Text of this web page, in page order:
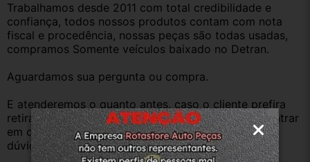
Trabalhamos desde 2011 com total credibilidade e
confiança, todos nossos produtos contam com nota
fiscal e procedência, nossas peças são todas usadas,
compramos Somente veículos baixado no Detran.
Aguardamos sua pergunta ou compra.
E atenderemos o quanto antes, caso o cliente prefira
retirar na nossa loja física também aceitamos, só entrar
em contato com a equipe Rotasul e tiramos suas
dúvidas.